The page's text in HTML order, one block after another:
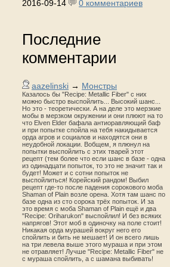
2016-09-14 0 комментариев
Последние
комментарии
aazelinski → Монстры
Казалось бы "Recipe: Metallic Fiber" с них
можно быстро выспойлить... Высокий шанс...
Но это - теоретически. А на деле это мерзкие
мобы в мерзком окружении и они плюют на то
что Elven Elder бафала антиоравляющий баф
и при попытке спойла на тебя накидывается
орда агров и социалов и находятся они в
неудобной локации. Вобщем, я плюнул на
попытки выспойлить с этих тварей этот
рецепт (тем более что если шанс в базе - одна
из одинадцати попыток, то это не значит так и
будет! Может и с сотни попыток не
выспойлиться! Корейский рандом! Выбил
рецепт где-то после падения сорокового моба
Shaman of Plain возле орена. Хотя там шанс по
базе одна из сто сорока трёх попыток. И за
это время с моба Shaman of Plain ещё и два
"Recipe: Oriharukon" выспойлил! И без всяких
напрягов! Этот моб в одиночку на поле стоит!
Никакая орда мурашей вокруг него его
спойлить и бить не мешает! И он всего лишь
на три левела выше этого мураша и при этом
не отравляет! Лучше "Recipe: Metallic Fiber" не
с мураша спойлить, а с шамана выбивать!